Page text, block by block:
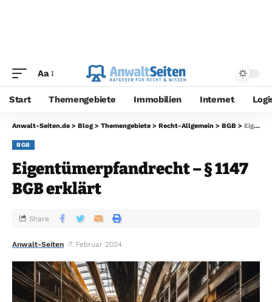
Aa
Start Themengebiete Immobilien Internet
Anwalt-Seiten.de > Blog > Themengebiete > Recht-Allgemein > BGB > Eigentümerpfandrecht – § 1147 BGB erklärt
BGB
Eigentümerpfandrecht – § 1147
BGB erklärt
Anwalt-Seiten 7. Februar 2024
Share